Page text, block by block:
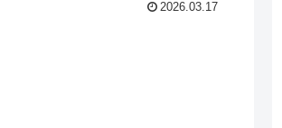
2026.03.17